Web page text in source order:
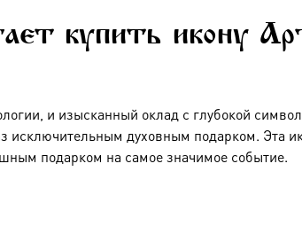
купить икону
и изысканный оклад с глубокой
исключительным духовным подарком. Эта
подарком на самое значимое событие.